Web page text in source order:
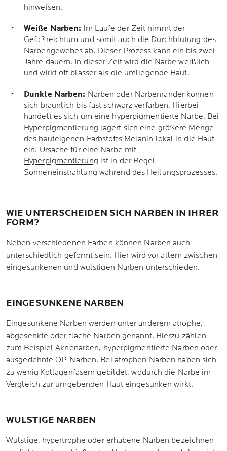
hinweisen.
Weiße Narben: Im Laufe der Zeit nimmt der
Gefäßreichtum und somit auch die Durchblutung des
Narbengewebes ab. Dieser Prozess kann ein bis zwei
Jahre dauern. In dieser Zeit wird die Narbe weißlich
und wirkt oft blasser als die umliegende Haut.
Dunkle Narben: Narben oder Narbenränder können
sich bräunlich bis fast schwarz verfärben. Hierbei
handelt es sich um eine hyperpigmentierte Narbe. Bei
Hyperpigmentierung lagert sich eine größere Menge
des hauteigenen Farbstoffs Melanin lokal in die Haut
ein. Ursache für eine Narbe mit
Hyperpigmentierung ist in der Regel
Sonneneinstrahlung während des Heilungsprozesses.
WIE UNTERSCHEIDEN SICH NARBEN IN IHRER
FORM?
Neben verschiedenen Farben können Narben auch
unterschiedlich geformt sein. Hier wird vor allem zwischen
eingesunkenen und wulstigen Narben unterschieden.
EINGESUNKENE NARBEN
Eingesunkene Narben werden unter anderem atrophe,
abgesenkte oder flache Narben genannt. Hierzu zählen
zum Beispiel Aknenarben, hyperpigmentierte Narben oder
ausgedehnte OP-Narben. Bei atrophen Narben haben sich
zu wenig Kollagenfasern gebildet, wodurch die Narbe im
Vergleich zur umgebenden Haut eingesunken wirkt.
WULSTIGE NARBEN
Wulstige, hypertrophe oder erhabene Narben bezeichnen